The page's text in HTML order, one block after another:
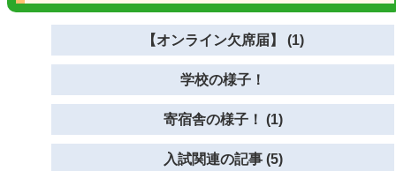
【オンライン欠席届】 (1)
学校の様子！
寄宿舎の様子！ (1)
入試関連の記事 (5)